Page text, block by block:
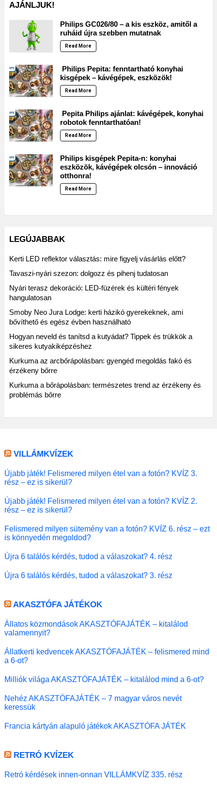
AJÁNLJUK!
Philips GC026/80 – a kis eszköz, amitől a
ruháid újra szebben mutatnak
Read More
Philips Pepita: fenntartható konyhai
kisgépek – kávégépek, eszközök!
Read More
Pepita Philips ajánlat: kávégépek, konyhai
robotok fenntarthatóan!
Read More
Philips kisgépek Pepita-n: konyhai
eszközök, kávégépek olcsón – innováció
otthonra!
Read More
LEGÚJABBAK
Kerti LED reflektor választás: mire figyelj vásárlás előtt?
Tavaszi-nyári szezon: dolgozz és pihenj tudatosan
Nyári terasz dekoráció: LED-füzérek és kültéri fények
hangulatosan
Smoby Neo Jura Lodge: kerti házikó gyerekeknek, ami
bővíthető és egész évben használható
Hogyan neveld és tanítsd a kutyádat? Tippek és trükkök a
sikeres kutyakiképzéshez
Kurkuma az arcbőrápolásban: gyengéd megoldás fakó és
érzékeny bőrre
Kurkuma a bőrápolásban: természetes trend az érzékeny és
problémás bőrre
VILLÁMKVÍZEK
Újabb játék! Felismered milyen étel van a fotón? KVÍZ 3.
rész – ez is sikerül?
Újabb játék! Felismered milyen étel van a fotón? KVÍZ 2.
rész – ez is sikerül?
Felismered milyen sütemény van a fotón? KVÍZ 6. rész – ezt
is könnyedén megoldod?
Újra 6 találós kérdés, tudod a válaszokat? 4. rész
Újra 6 találós kérdés, tudod a válaszokat? 3. rész
AKASZTÓFA JÁTÉKOK
Állatos közmondások AKASZTÓFAJÁTÉK – kitalálod
valamennyit?
Állatkerti kedvencek AKASZTÓFAJÁTÉK – felismered mind
a 6-ot?
Milliók világa AKASZTÓFAJÁTÉK – kitalálod mind a 6-ot?
Nehéz AKASZTÓFAJÁTÉK – 7 magyar város nevét
keressük
Francia kártyán alapuló játékok AKASZTÓFA JÁTÉK
RETRÓ KVÍZEK
Retró kérdések innen-onnan VILLÁMKVÍZ 335. rész